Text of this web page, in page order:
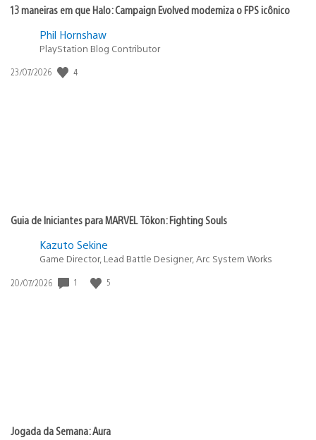
13 maneiras em que Halo: Campaign Evolved moderniza o FPS icônico
Phil Hornshaw
PlayStation Blog Contributor
Data
23/07/2026 4
Guia de Iniciantes para MARVEL Tōkon: Fighting Souls
Kazuto Sekine
Game Director, Lead Battle Designer, Arc System Works
Data
20/07/2026 1 5
Jogada da Semana: Aura